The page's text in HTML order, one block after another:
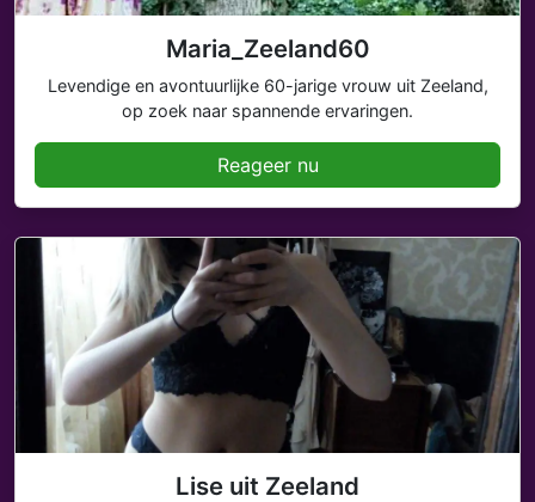
Maria_Zeeland60
Levendige en avontuurlijke 60-jarige vrouw uit Zeeland,
op zoek naar spannende ervaringen.
Reageer nu
Lise uit Zeeland